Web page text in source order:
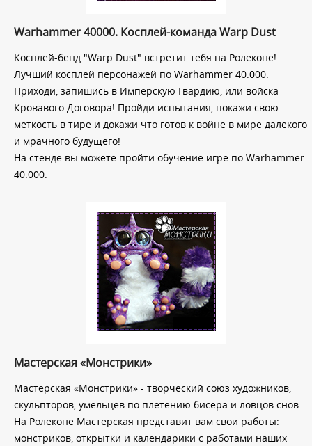
Warhammer 40000. Косплей-команда Warp Dust
Косплей-бенд "Warp Dust" встретит тебя на Ролеконе!
Лучший косплей персонажей по Warhammer 40.000.
Приходи, запишись в Имперскую Гвардию, или войска
Кровавого Договора! Пройди испытания, покажи свою
меткость в тире и докажи что готов к войне в мире далекого
и мрачного будущего!
На стенде вы можете пройти обучение игре по Warhammer
40.000.
Мастерская «Монстрики»
Мастерская «Монстрики» - творческий союз художников,
скульпторов, умельцев по плетению бисера и ловцов снов.
На Ролеконе Мастерская представит вам свои работы:
монстриков, открытки и календарики с работами наших